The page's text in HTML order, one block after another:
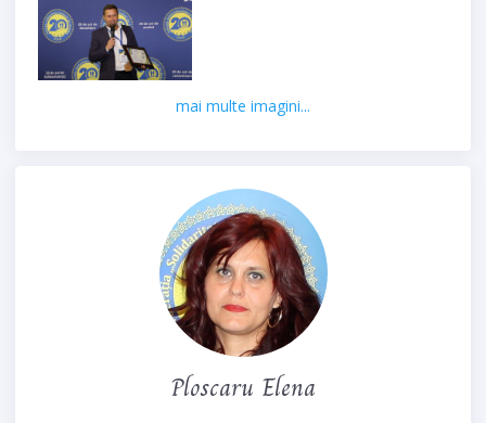
mai multe imagini...
Ploscaru Elena